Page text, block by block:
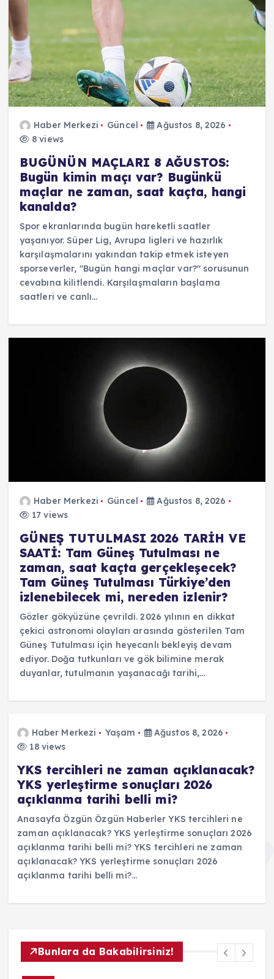
Haber Merkezi Güncel
Ağustos 8, 2026
8 views
BUGÜNÜN MAÇLARI 8 AĞUSTOS:
Bugün kimin maçı var? Bugünkü
maçlar ne zaman, saat kaçta, hangi
kanalda?
Spor ekranlarında bugün hareketli saatler
yaşanıyor. Süper Lig, Avrupa ligleri ve hazırlık
karşılaşmalarını yakından takip etmek isteyen
sporseverler, "Bugün hangi maçlar var?" sorusunun
cevabına kilitlendi. Karşılaşmaların başlama
saatleri ve canlı…
Haber Merkezi Güncel
Ağustos 8, 2026
17 views
GÜNEŞ TUTULMASI 2026 TARİH VE
SAATİ: Tam Güneş Tutulması ne
zaman, saat kaçta gerçekleşecek?
Tam Güneş Tutulması Türkiye’den
izlenebilecek mi, nereden izlenir?
Gözler gökyüzüne çevrildi. 2026 yılının en dikkat
çekici astronomi olayları arasında gösterilen Tam
Güneş Tutulması için heyecanlı bekleyiş devam
ediyor. Doğa tutkunları ve gök bilimine merak
duyanlar, tutulmanın yaşanacağı tarihi,…
Haber Merkezi Yaşam
Ağustos 8, 2026
18 views
YKS tercihleri ne zaman açıklanacak?
YKS yerleştirme sonuçları 2026
açıklanma tarihi belli mi?
Anasayfa Özgün Özgün Haberler YKS tercihleri ne
zaman açıklanacak? YKS yerleştirme sonuçları 2026
açıklanma tarihi belli mi? YKS tercihleri ne zaman
açıklanacak? YKS yerleştirme sonuçları 2026
açıklanma tarihi belli mi?…
Bunlara da Bakabilirsiniz!